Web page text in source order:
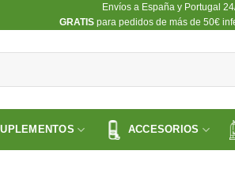
Envíos a España y Portugal
​GRATISpara pedidos de más de 50€
ACCESORIOS